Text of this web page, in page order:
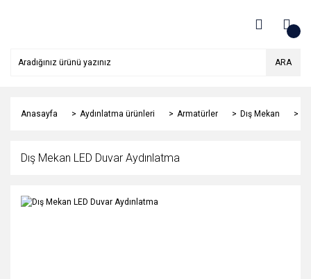
ARA
Anasayfa Aydınlatma ürünleri Armatürler Dış Mekan
Dış Mekan LED Duvar Aydınlatma